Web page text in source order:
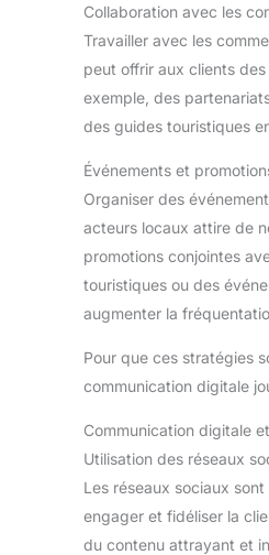
Collaboration avec les
Travailler avec les
peut offrir aux clients
exemple, des
des guides touristiques
Événements et
Organiser des
acteurs locaux attire de
promotions conjointes
touristiques ou des
augmenter la
Pour que ces stratégies
communication digitale
Communication digitale
Utilisation des réseaux
Les réseaux sociaux
engager et fidéliser la
du contenu attrayant et